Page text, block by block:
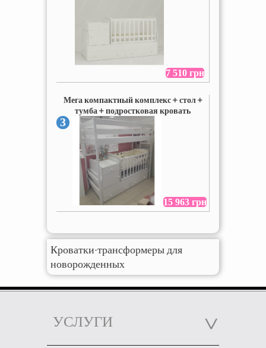
7 510 грн
Мега компактный комплекс + стол +
тумба + подростковая кровать
3
15 963 грн
Кроватки-трансформеры для
новорожденных
УСЛУГИ